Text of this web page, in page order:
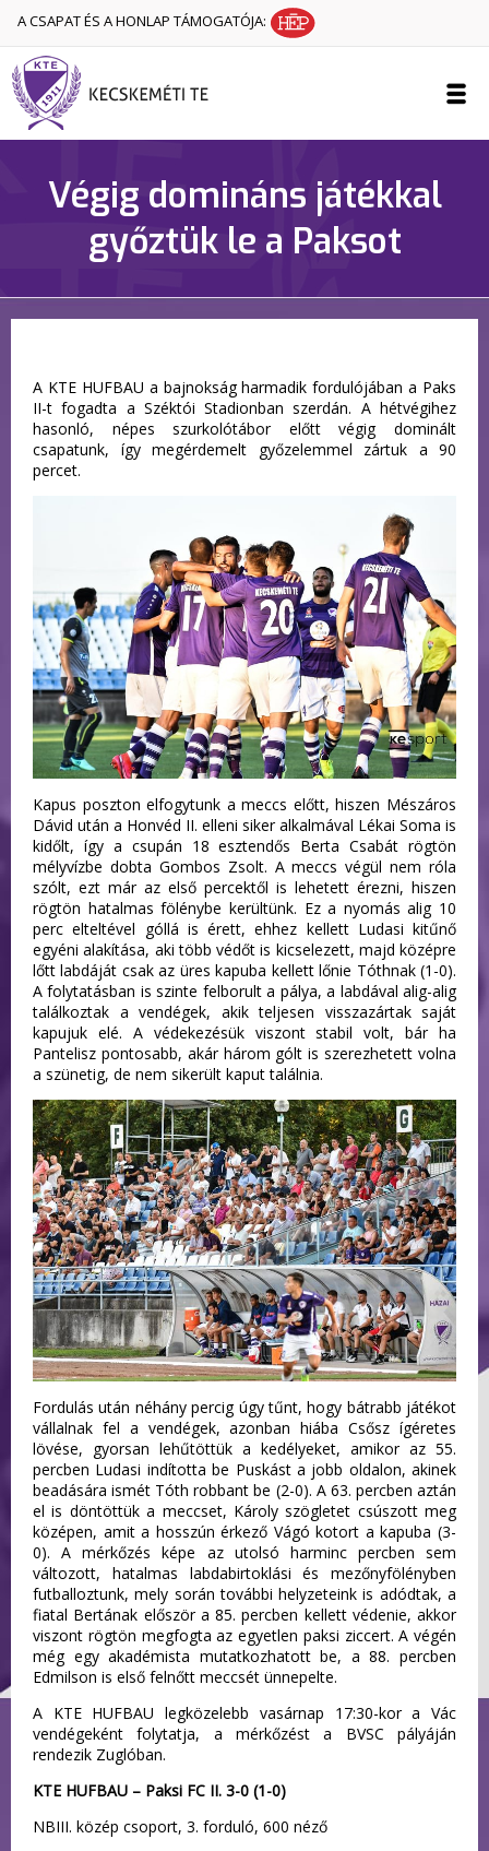
A CSAPAT ÉS A HONLAP TÁMOGATÓJA:
Végig domináns játékkal
győztük le a Paksot
A KTE HUFBAU a bajnokság harmadik fordulójában a Paks
II-t fogadta a Széktói Stadionban szerdán. A hétvégihez
hasonló, népes szurkolótábor előtt végig dominált
csapatunk, így megérdemelt győzelemmel zártuk a 90
percet.
Kapus poszton elfogytunk a meccs előtt, hiszen Mészáros
Dávid után a Honvéd II. elleni siker alkalmával Lékai Soma is
kidőlt, így a csupán 18 esztendős Berta Csabát rögtön
mélyvízbe dobta Gombos Zsolt. A meccs végül nem róla
szólt, ezt már az első percektől is lehetett érezni, hiszen
rögtön hatalmas fölénybe kerültünk. Ez a nyomás alig 10
perc elteltével góllá is érett, ehhez kellett Ludasi kitűnő
egyéni alakítása, aki több védőt is kicselezett, majd középre
lőtt labdáját csak az üres kapuba kellett lőnie Tóthnak (1-0).
A folytatásban is szinte felborult a pálya, a labdával alig-alig
találkoztak a vendégek, akik teljesen visszazártak saját
kapujuk elé. A védekezésük viszont stabil volt, bár ha
Pantelisz pontosabb, akár három gólt is szerezhetett volna
a szünetig, de nem sikerült kaput találnia.
Fordulás után néhány percig úgy tűnt, hogy bátrabb játékot
vállalnak fel a vendégek, azonban hiába Csősz ígéretes
lövése, gyorsan lehűtöttük a kedélyeket, amikor az 55.
percben Ludasi indította be Puskást a jobb oldalon, akinek
beadására ismét Tóth robbant be (2-0). A 63. percben aztán
el is döntöttük a meccset, Károly szögletet csúszott meg
középen, amit a hosszún érkező Vágó kotort a kapuba (3-
0). A mérkőzés képe az utolsó harminc percben sem
változott, hatalmas labdabirtoklási és mezőnyfölényben
futballoztunk, mely során további helyzeteink is adódtak, a
fiatal Bertának először a 85. percben kellett védenie, akkor
viszont rögtön megfogta az egyetlen paksi ziccert. A végén
még egy akadémista mutatkozhatott be, a 88. percben
Edmilson is első felnőtt meccsét ünnepelte.
A KTE HUFBAU legközelebb vasárnap 17:30-kor a Vác
vendégeként folytatja, a mérkőzést a BVSC pályáján
rendezik Zuglóban.
KTE HUFBAU – Paksi FC II. 3-0 (1-0)
NBIII. közép csoport, 3. forduló, 600 néző